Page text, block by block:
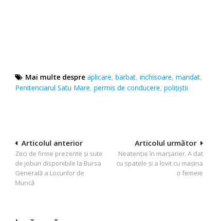
Mai multe despre aplicare,barbat,inchisoare,mandat,
Penitenciarul Satu Mare,permis de conducere,polițiștii
Navigare
în
articole
Articolul următor
Neatenție în marșarier. A dat
cu spatele și a lovit cu mașina
o femeie
Articolul anterior
Zeci de firme prezente și sute
de joburi disponibile la Bursa
Generală a Locurilor de
Muncă